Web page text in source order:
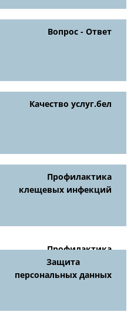
Вопрос - Ответ
Качество услуг.бел
Профилактика
клещевых инфекций
Профилактика
киберпреступности
Защита
персональных данных